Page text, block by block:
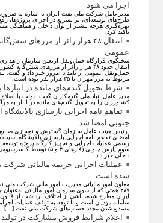
اجرا می شود
مدیرعامل شرکت ملی نفت ایران با اشاره به
طرح‌های توسعه‌ای، بر تسریع در اجرای پروژه‌ها، رفع
بهره‌گیری هرچه بیشتر از توان داخلی و هماهنگی
تاکید کرد.
انتقال ۴۸ هزار زائر از مرزهای
عمومی
سخنگوی قرارگاه حمل‌ونقل اربعین سازمان
انتقال حدود ۴۸ هزار زائر از مرز‌های شش‌گانه
حمل‌ونقل عمومی از بامداد امروز خبر داد و گفت:
مربوط به مرز مهران با ۳۵ هزار نفر بوده است.
شرط تحویل گندم‌های مانده در
مدیر عامل بنیاد ملی گندمکاران گفت: دولت با
کشاورزان را به تحویل گندم‌های مانده در انبار به
تفاهم نامه اجرایی بازسازی
جنوبی امضا شد
رئیس هیئت عامل سازمان گسترش و نوسازی صنایع
امضای تفاهم نامه اجرایی بازسازی پالایشگاه آسیب
رسمی عملیات اجرایی و تجهیز کارگاه پروژه توسعه
سوم پارس جنوبی (فاز‌های ۴ و
داخلی خبر داد.
عملیات اجرایی جریمه مالیاتی
شده است
معاون امور مالیاتی مدیریت امور مالی شرکت ملی
۲۸۷ همتی که از سوی سازمان امور مالیاتی
ایران مطرح شده، ناشی از اختلاف برداشت از
سامانه مؤدیان است و با توجه به توقف عملیات
مسدودشدن مجدد حساب‌های شرکت ملی نفت […]
اعلام شرایط فروش مشارکت در تولید